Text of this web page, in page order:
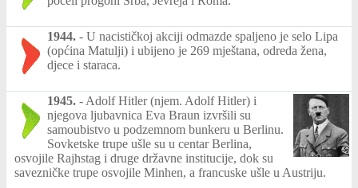
1944. - U nacističkoj akciji odmazde spaljeno je selo Lipa
(općina Matulji) i ubijeno je 269 mještana, odreda žena,
djece i staraca.
1945. - Adolf Hitler (njem. Adolf Hitler) i
njegova ljubavnica Eva Braun izvršili su
samoubistvo u podzemnom bunkeru u Berlinu.
Sovketske trupe ušle su u centar Berlina,
osvojile Rajhstag i druge državne institucije, dok su
savezničke trupe osvojile Minhen, a francuske ušle u Austriju.